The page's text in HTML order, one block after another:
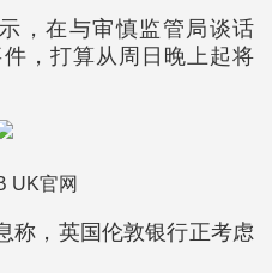
，在与审慎监管局谈话
，打算从周日晚上起将
UK官网
称，英国伦敦银行正考虑